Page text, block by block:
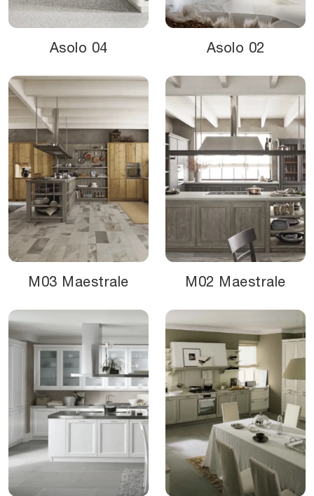
Asolo 04 Asolo 02
M03 Maestrale M02 Maestrale